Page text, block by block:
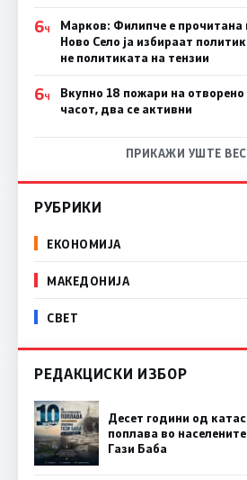
6Ч
Марков: Филипче е прочитана
Ново Село ја избираат
не политиката на тензии
6Ч
Вкупно 18 пожари на
часот, два се активни
ПРИКАЖИ УШТЕ
РУБРИКИ
ЕКОНОМИЈА
МАКЕДОНИЈА
СВЕТ
РЕДАКЦИСКИ ИЗБОР
Десет години од
поплава во
Гази Баба